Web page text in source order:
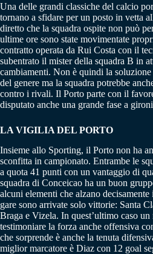
Una delle grandi classiche del calcio
tornano a sfidare per un posto in vetta
diretto che la squadra ospite non può
ultime ore sono state movimentate
contratto operata da Rui Costa con il
subentrato il mister della squadra B in
cambiamenti. Non è quindi la
del genere ma la squadra potrebbe
contro i rivali. Il Porto parte con il
disputato anche una grande fase a
LA VIGILIA DEL PORTO
Insieme allo Sporting, il Porto non ha
sconfitta in campionato. Entrambe le
a quota 41 punti con un vantaggio di
squadra di Conceicao ha un buon
alcuni elementi che alzano
gare sono arrivate solo vittorie: Santa
Braga e Vizela. In quest’ultimo caso
testimoniare la forza anche offensiva
che sorprende è anche la tenuta
miglior marcatore è Diaz con 12 goal